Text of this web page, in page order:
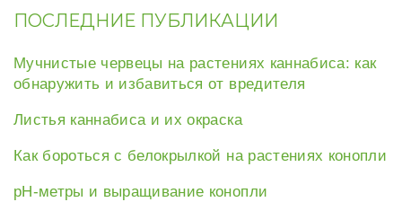
ПОСЛЕДНИЕ ПУБЛИКАЦИИ
Мучнистые червецы на растениях каннабиса: как
обнаружить и избавиться от вредителя
Листья каннабиса и их окраска
Как бороться с белокрылкой на растениях конопли
рН-метры и выращивание конопли